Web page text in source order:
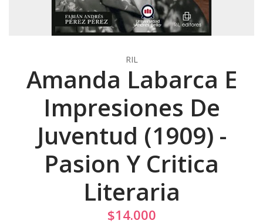
RIL
Amanda Labarca E
Impresiones De
Juventud (1909) -
Pasion Y Critica
Literaria
$14.000